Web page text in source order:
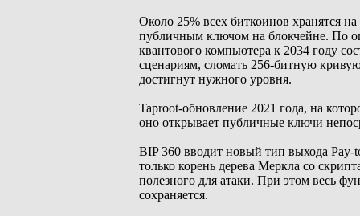
Около 25% всех биткоинов хранятся
публичным ключом на блокчейне. По
квантового компьютера к 2034 году
сценариям, сломать 256-битную
достигнут нужного уровня.
Taproot-обновление 2021 года, на
оно открывает публичные ключи
BIP 360 вводит новый тип выхода Pay-
только корень дерева Меркла со
полезного для атаки. При этом весь
сохраняется.